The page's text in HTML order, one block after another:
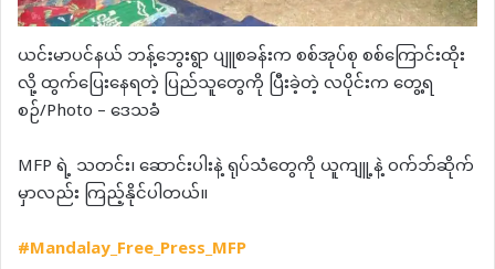
ယင်းမာပင်နယ် ဘန့်ဘွေးရွာ ပျူစခန်းက စစ်အုပ်စု စစ်ကြောင်းထိုး
လို့ ထွက်ပြေးနေရတဲ့ ပြည်သူတွေကို ပြီးခဲ့တဲ့ လပိုင်းက တွေ့ရ
စဉ်/Photo – ဒေသခံ
MFP ရဲ့ သတင်း၊ ဆောင်းပါးနဲ့ ရုပ်သံတွေကို ယူကျူ့နဲ့ ဝက်ဘ်ဆိုက်
မှာလည်း ကြည့်နိုင်ပါတယ်။
#Mandalay_Free_Press_MFP